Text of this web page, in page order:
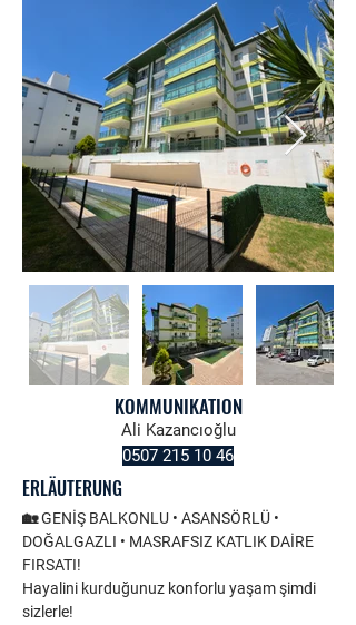
Ali Kazancıoğlu
0507 215 10 46
ERLÄUTERUNG
🏡 GENİŞ BALKONLU • ASANSÖRLÜ •
DOĞALGAZLI • MASRAFSIZ KATLIK DAİRE
FIRSATI!
Hayalini kurduğunuz konforlu yaşam şimdi
sizlerle!
KOMMUNIKATION